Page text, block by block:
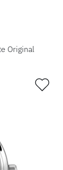
Original